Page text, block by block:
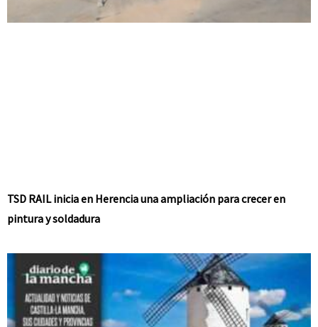
TSD RAIL inicia en Herencia una ampliación para crecer en
pintura y soldadura